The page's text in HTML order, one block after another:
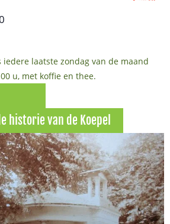
iedere laatste zondag van de maand
u, met koffie en thee.
historie van de Koepel